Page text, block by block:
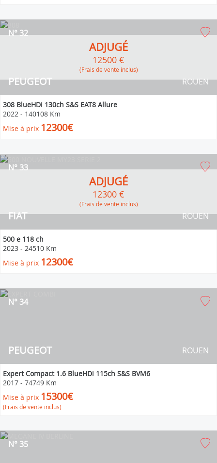
PEUGEOT
N° 32
ROUEN
ADJUGÉ
12500 €
(Frais de vente inclus)
308 BlueHDi 130ch S&S EAT8 Allure
2022 - 140108 Km
Mise à prix 12300€
FIAT
N° 33
ROUEN
ADJUGÉ
12300 €
(Frais de vente inclus)
500 e 118 ch
2023 - 24510 Km
Mise à prix 12300€
PEUGEOT
N° 34
ROUEN
Expert Compact 1.6 BlueHDi 115ch S&S BVM6
2017 - 74749 Km
Mise à prix 15300€
(Frais de vente inclus)
N° 35